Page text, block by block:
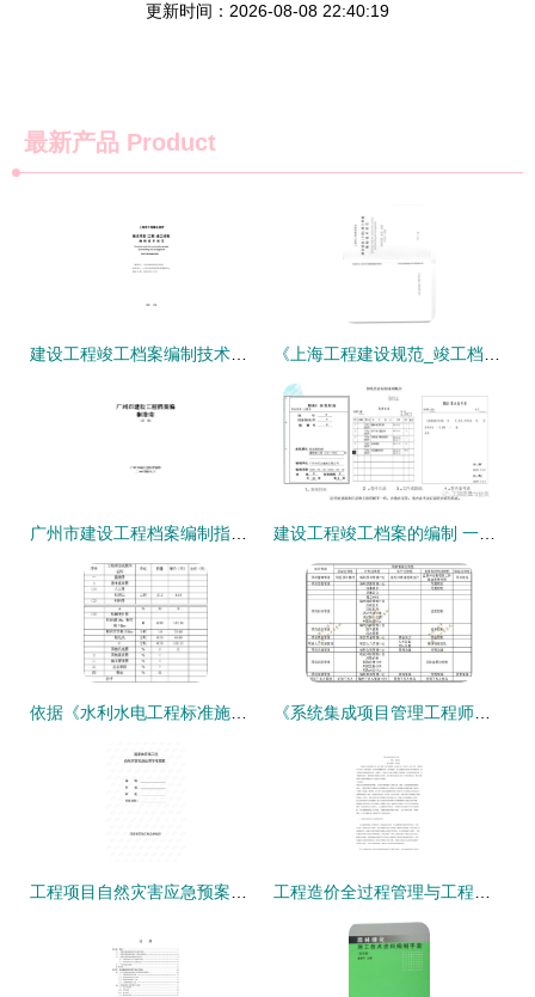
更新时间：2026-08-08 22:40:19
最新产品 Product